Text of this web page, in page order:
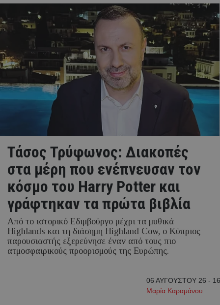
Τάσος Τρύφωνος: Διακοπές
στα μέρη που ενέπνευσαν τον
κόσμο του Harry Potter και
γράφτηκαν τα πρώτα βιβλία
Από το ιστορικό Εδιμβούργο μέχρι τα μυθικά
Highlands και τη διάσημη Highland Cow, ο Κύπριος
παρουσιαστής εξερεύνησε έναν από τους πιο
ατμοσφαιρικούς προορισμούς της Ευρώπης.
06 ΑΥΓΟΥΣΤΟΥ 26 -
Μαρία Καραμάνου